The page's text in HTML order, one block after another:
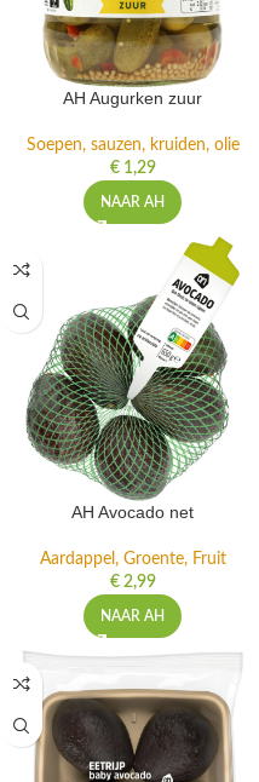
AH Augurken zuur
Soepen, sauzen, kruiden, olie
€1,29
NAAR AH
AH Avocado net
Aardappel, Groente, Fruit
€2,99
NAAR AH